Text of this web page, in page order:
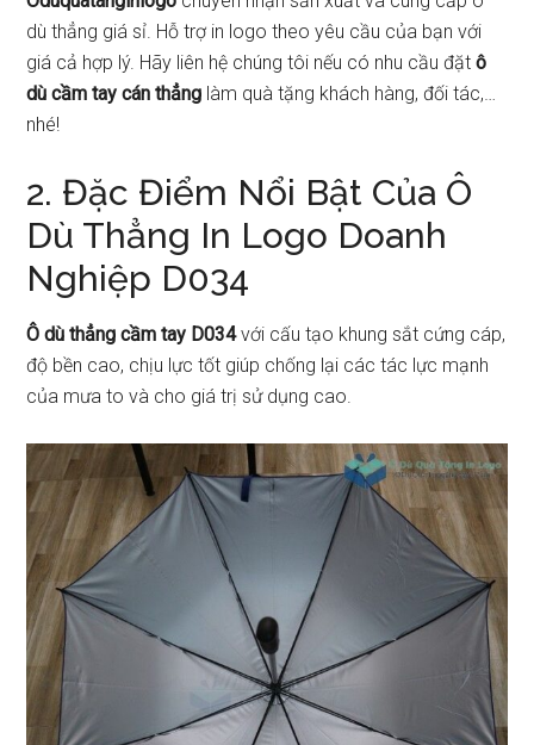
dù thẳng giá sỉ. Hỗ trợ in logo theo yêu cầu của bạn với
giá cả hợp lý. Hãy liên hệ chúng tôi nếu có nhu cầu đặtô
dù cầm tay cán thẳng làm quà tặng khách hàng, đối tác,…
nhé!
2. Đặc Điểm Nổi Bật Của Ô
Dù Thẳng In Logo Doanh
Nghiệp D034
Ô dù thẳng cầm tay D034với cấu tạo khung sắt cứng cáp,
độ bền cao, chịu lực tốt giúp chống lại các tác lực mạnh
của mưa to và cho giá trị sử dụng cao.